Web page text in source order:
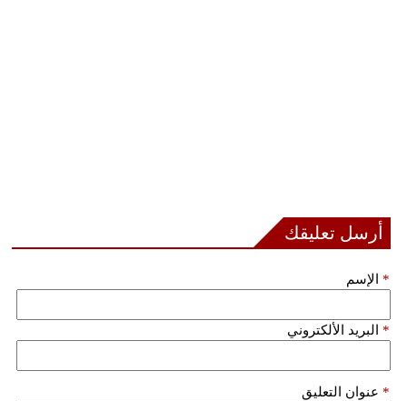
أرسل تعليقك
الإسم *
البريد الألكتروني *
عنوان التعليق *